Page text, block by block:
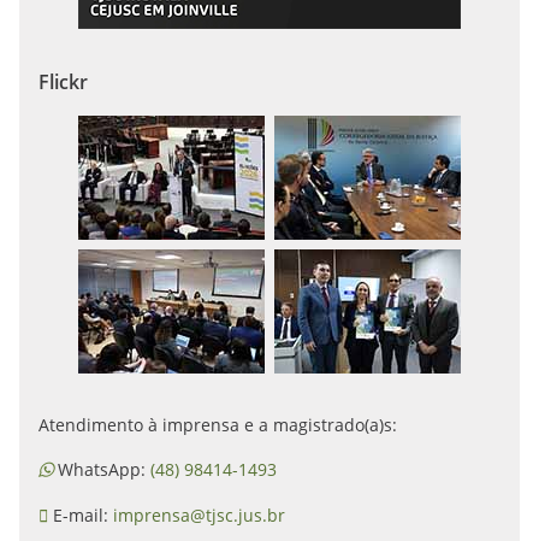
Flickr
Atendimento à imprensa e a magistrado(a)s:
WhatsApp: (48) 98414-1493
E-mail: imprensa@tjsc.jus.br